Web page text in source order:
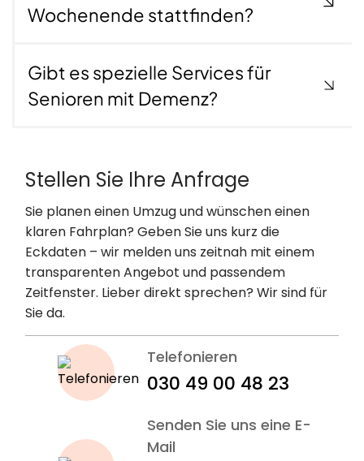
Wochenende stattfinden?
Gibt es spezielle Services für
Senioren mit Demenz?
Stellen Sie Ihre Anfrage
Sie planen einen Umzug und wünschen einen
klaren Fahrplan? Geben Sie uns kurz die
Eckdaten – wir melden uns zeitnah mit einem
transparenten Angebot und passendem
Zeitfenster. Lieber direkt sprechen? Wir sind für
Sie da.
Telefonieren
030 49 00 48 23
Senden Sie uns eine E-
Mail